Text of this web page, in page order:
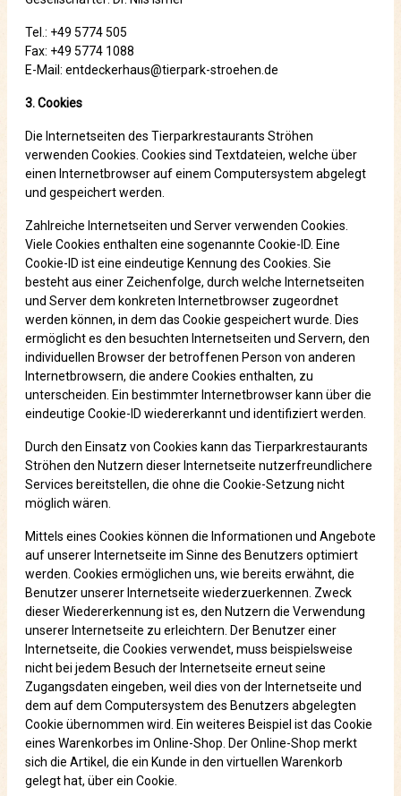
Tel.: +49 5774 505
Fax: +49 5774 1088
E-Mail: entdeckerhaus@tierpark-stroehen.de
3. Cookies
Die Internetseiten des Tierparkrestaurants Ströhen
verwenden Cookies. Cookies sind Textdateien, welche über
einen Internetbrowser auf einem Computersystem abgelegt
und gespeichert werden.
Zahlreiche Internetseiten und Server verwenden Cookies.
Viele Cookies enthalten eine sogenannte Cookie-ID. Eine
Cookie-ID ist eine eindeutige Kennung des Cookies. Sie
besteht aus einer Zeichenfolge, durch welche Internetseiten
und Server dem konkreten Internetbrowser zugeordnet
werden können, in dem das Cookie gespeichert wurde. Dies
ermöglicht es den besuchten Internetseiten und Servern, den
individuellen Browser der betroffenen Person von anderen
Internetbrowsern, die andere Cookies enthalten, zu
unterscheiden. Ein bestimmter Internetbrowser kann über die
eindeutige Cookie-ID wiedererkannt und identifiziert werden.
Durch den Einsatz von Cookies kann das Tierparkrestaurants
Ströhen den Nutzern dieser Internetseite nutzerfreundlichere
Services bereitstellen, die ohne die Cookie-Setzung nicht
möglich wären.
Mittels eines Cookies können die Informationen und Angebote
auf unserer Internetseite im Sinne des Benutzers optimiert
werden. Cookies ermöglichen uns, wie bereits erwähnt, die
Benutzer unserer Internetseite wiederzuerkennen. Zweck
dieser Wiedererkennung ist es, den Nutzern die Verwendung
unserer Internetseite zu erleichtern. Der Benutzer einer
Internetseite, die Cookies verwendet, muss beispielsweise
nicht bei jedem Besuch der Internetseite erneut seine
Zugangsdaten eingeben, weil dies von der Internetseite und
dem auf dem Computersystem des Benutzers abgelegten
Cookie übernommen wird. Ein weiteres Beispiel ist das Cookie
eines Warenkorbes im Online-Shop. Der Online-Shop merkt
sich die Artikel, die ein Kunde in den virtuellen Warenkorb
gelegt hat, über ein Cookie.